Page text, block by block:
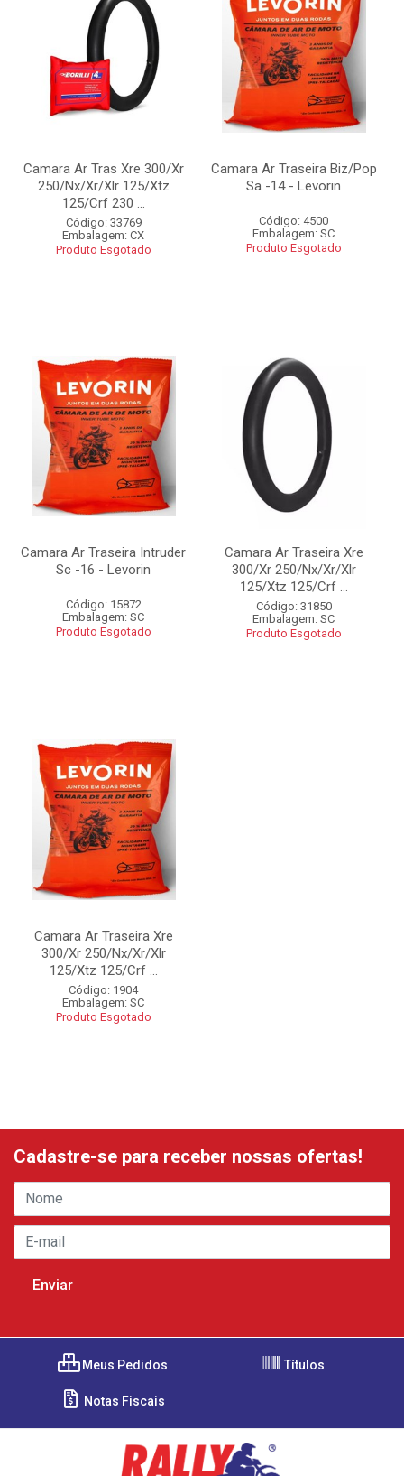
Camara Ar Tras Xre 300/Xr
250/Nx/Xr/Xlr 125/Xtz
125/Crf 230 ...
Código: 33769
Embalagem: CX
Produto Esgotado
Camara Ar Traseira Biz/Pop
Sa -14 - Levorin
Código: 4500
Embalagem: SC
Produto Esgotado
Camara Ar Traseira Intruder
Sc -16 - Levorin
Código: 15872
Embalagem: SC
Produto Esgotado
Camara Ar Traseira Xre
300/Xr 250/Nx/Xr/Xlr
125/Xtz 125/Crf ...
Código: 31850
Embalagem: SC
Produto Esgotado
Camara Ar Traseira Xre
300/Xr 250/Nx/Xr/Xlr
125/Xtz 125/Crf ...
Código: 1904
Embalagem: SC
Produto Esgotado
Cadastre-se para receber nossas ofertas!
Meus Pedidos Títulos
Notas Fiscais